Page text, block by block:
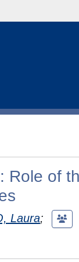
Role of
Laura;